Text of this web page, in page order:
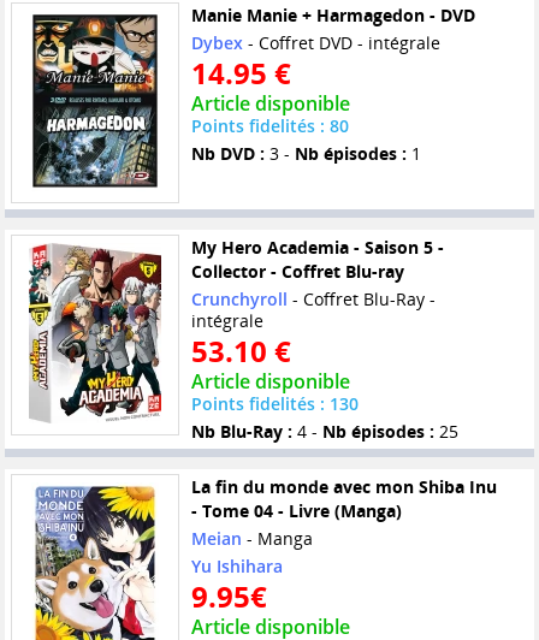
Manie Manie + Harmagedon - DVD
Dybex- Coffret DVD - intégrale
14.95 €
Article disponible
Points fidelités : 80
Nb DVD : 3 - Nb épisodes : 1
My Hero Academia - Saison 5 -
Collector - Coffret Blu-ray
Crunchyroll - Coffret Blu-Ray -
intégrale
53.10 €
Article disponible
Points fidelités : 130
Nb Blu-Ray : 4 - Nb épisodes : 25
La fin du monde avec mon Shiba Inu
- Tome 04 - Livre (Manga)
Meian - Manga
Yu Ishihara
9.95€
Article disponible